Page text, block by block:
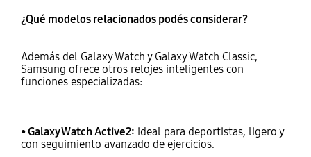
¿Qué modelos relacionados podés considerar?
Además del Galaxy Watch y Galaxy Watch Classic,
Samsung ofrece otros relojes inteligentes con
funciones especializadas:
• Galaxy Watch Active2: ideal para deportistas, ligero y
con seguimiento avanzado de ejercicios.